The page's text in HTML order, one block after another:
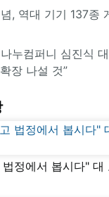
, 역대 기기 137종
컴퍼니 심진식 대
장 나설 것”
정에서 봅시다" 대